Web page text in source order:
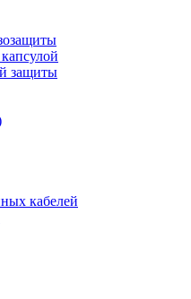
защиты
кабелей